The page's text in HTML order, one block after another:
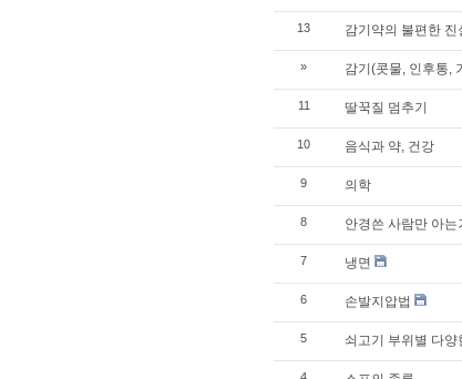
13 감기약의 불편한 진
» 감기(콧물, 인후통,
11 딸꾹질 멈추기
10 음식과 약, 건강
9 의학
8 안경쓴 사람만 아는
7 냉면
6 손발지압법
5 쇠고기 부위별 다양